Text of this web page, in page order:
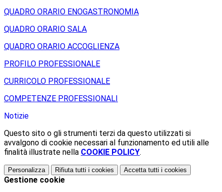
QUADRO ORARIO ENOGASTRONOMIA
QUADRO ORARIO SALA
QUADRO ORARIO ACCOGLIENZA
PROFILO PROFESSIONALE
CURRICOLO PROFESSIONALE
COMPETENZE PROFESSIONALI
Notizie
Questo sito o gli strumenti terzi da questo utilizzati si
avvalgono di cookie necessari al funzionamento ed utili alle
finalità illustrate nella COOKIE POLICY.
Personalizza Rifiuta tutti i cookies Accetta tutti i cookies
Gestione cookie